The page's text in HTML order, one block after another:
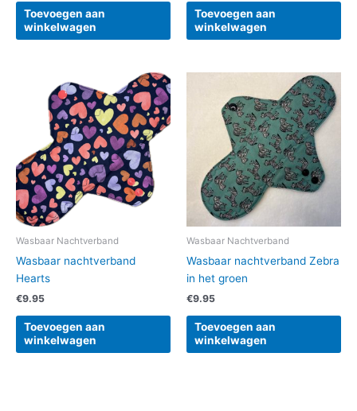
Toevoegen aan
winkelwagen
Toevoegen aan
winkelwagen
Wasbaar Nachtverband
Wasbaar nachtverband
Hearts
€9.95
Toevoegen aan
winkelwagen
Wasbaar Nachtverband
Wasbaar nachtverband Zebra
in het groen
€9.95
Toevoegen aan
winkelwagen